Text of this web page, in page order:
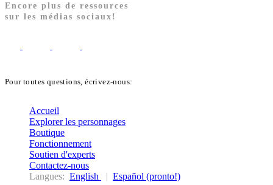
Encore plus de ressources
sur les médias sociaux!
Pour toutes questions, écrivez-nous:
Accueil
Explorer les personnages
Boutique
Fonctionnement
Soutien d'experts
Contactez-nous
Langues: English | Español (pronto!)